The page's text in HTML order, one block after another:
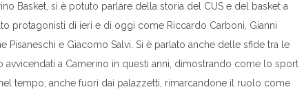
Basket, si è potuto parlare della storia del CUS e del basket a
protagonisti di ieri e di oggi come Riccardo Carboni, Gianni
Pisaneschi e Giacomo Salvi. Si è parlato anche delle sfide tra le
a Camerino in questi anni, dimostrando come lo sport
tempo, anche fuori dai palazzetti, rimarcandone il ruolo come